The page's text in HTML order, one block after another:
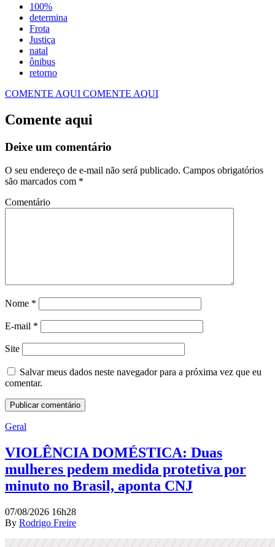
100%
determina
Frota
Justiça
natal
ônibus
retorno
COMENTE AQUI COMENTE AQUI
Comente aqui
Deixe um comentário
O seu endereço de e-mail não será publicado. Campos obrigatórios
são marcados com *
Comentário
Nome *
E-mail *
Site
Salvar meus dados neste navegador para a próxima vez que eu
comentar.
Geral
VIOLÊNCIA DOMÉSTICA: Duas
mulheres pedem medida protetiva por
minuto no Brasil, aponta CNJ
07/08/2026 16h28
By Rodrigo Freire